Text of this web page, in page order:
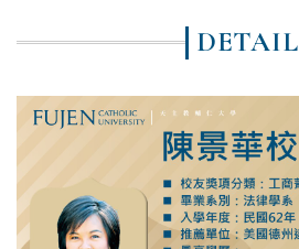
DETAIL